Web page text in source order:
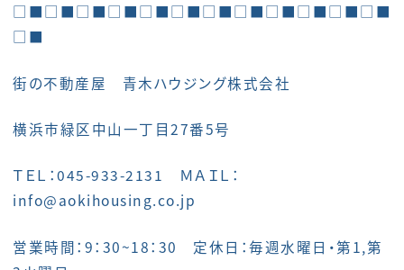
□■□■□■□■□■□■□■□■□■□■□■□■
□■
街の不動産屋 青木ハウジング株式会社
横浜市緑区中山一丁目27番5号
ＴＥＬ：045-933-2131 ＭＡＩＬ：
info@aokihousing.co.jp
営業時間：9：30~18：30 定休日：毎週水曜日・第1,第